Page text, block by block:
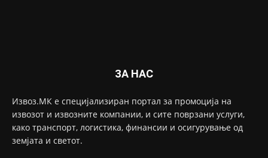
ЗА НАС
Извоз.МК е специјализиран портал за промоција на
извозот и извозните компании, и сите поврзани услуги,
како транспорт, логистика, финансии и осигурување од
земјата и светот.